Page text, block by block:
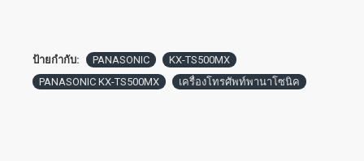
ป้ายกำกับ: PANASONIC
KX-TS500MX
PANASONIC KX-TS500MX
เครื่องโทรศัพท์พานาโซนิค